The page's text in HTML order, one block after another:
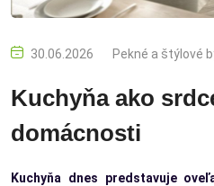
30.06.2026 Pekné a štýlové
Kuchyňa ako
domácnosti
Kuchyňa dnes predstavuje